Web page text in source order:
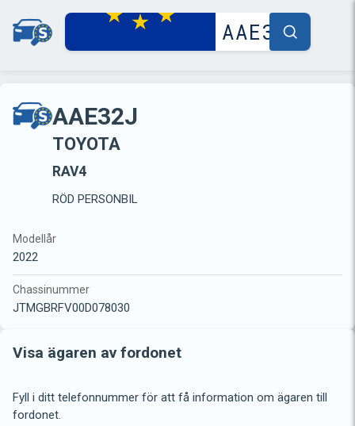
AAE32J
TOYOTA
RAV4
RÖD PERSONBIL
Modellår
2022
Chassinummer
JTMGBRFV00D078030
Visa ägaren av fordonet
Fyll i ditt telefonnummer för att få information om ägaren till
fordonet.